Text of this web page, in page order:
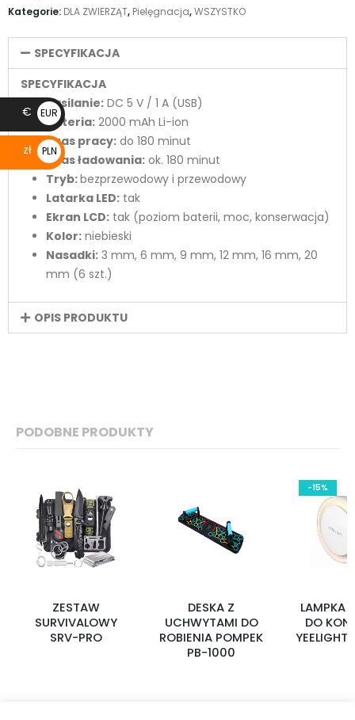
Kategorie: DLA ZWIERZĄT, Pielęgnacja,WSZYSTKO
SPECYFIKACJA
SPECYFIKACJA
Zasilanie: DC 5 V / 1 A (USB)
Bateria: 2000 mAh Li-ion
Czas pracy: do 180 minut
Czas ładowania: ok. 180 minut
Tryb:bezprzewodowy i przewodowy
Latarka LED: tak
Ekran LCD: tak (poziom baterii, moc, konserwacja)
Kolor: niebieski
Nasadki: 3 mm, 6 mm, 9 mm, 12 mm, 16 mm, 20
mm (6 szt.)
OPIS PRODUKTU
PODOBNE PRODUKTY
ZESTAW
SURVIVALOWY
SRV-PRO
DESKA Z
UCHWYTAMI DO
ROBIENIA POMPEK
PB-1000
-15%
LAMPKA
DO
YEELIGHT
€
EUR
€
zł
PLN
zł